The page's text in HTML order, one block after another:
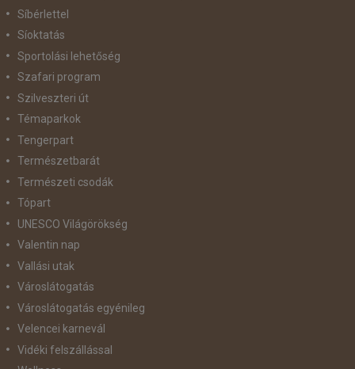
Síbérlettel
Síoktatás
Sportolási lehetőség
Szafari program
Szilveszteri út
Témaparkok
Tengerpart
Természetbarát
Természeti csodák
Tópart
UNESCO Világörökség
Valentin nap
Vallási utak
Városlátogatás
Városlátogatás egyénileg
Velencei karnevál
Vidéki felszállással